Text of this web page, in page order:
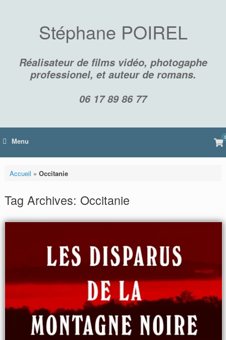
Stéphane POIREL
Réalisateur de films vidéo, photogaphe
professionel, et auteur de romans.
06 17 89 86 77
Menu 0
Accueil » Occitanie
Tag Archives: Occitanie